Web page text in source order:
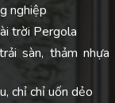
nghiệp
trời Pergola
sàn, thảm nhựa
chỉ chỉ uốn dẻo